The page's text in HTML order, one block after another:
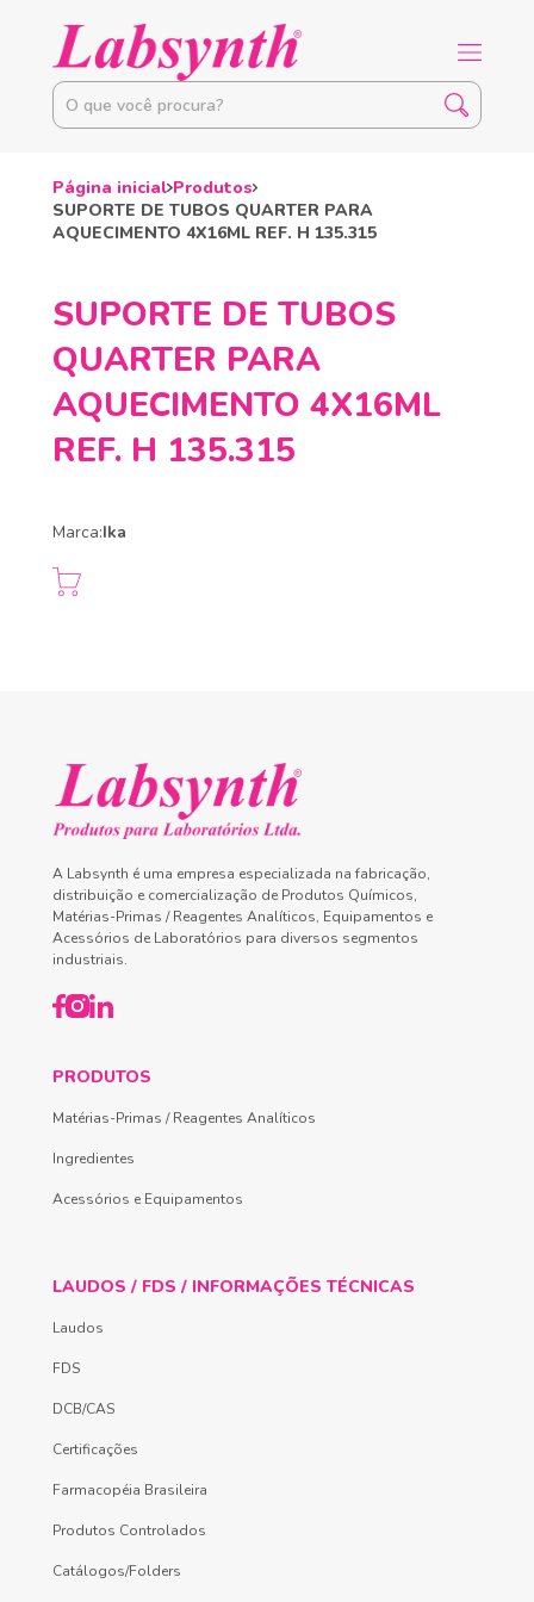
Página inicial Produtos
SUPORTE DE TUBOS QUARTER PARA
AQUECIMENTO 4X16ML REF. H 135.315
SUPORTE DE TUBOS
QUARTER PARA
AQUECIMENTO 4X16ML
REF. H 135.315
Marca:Ika
A Labsynth é uma empresa especializada na fabricação,
distribuição e comercialização de Produtos Químicos,
Matérias-Primas / Reagentes Analíticos, Equipamentos e
Acessórios de Laboratórios para diversos segmentos
industriais.
PRODUTOS
Matérias-Primas / Reagentes Analíticos
Ingredientes
Acessórios e Equipamentos
LAUDOS / FDS / INFORMAÇÕES TÉCNICAS
Laudos
FDS
DCB/CAS
Certificações
Farmacopéia Brasileira
Produtos Controlados
Catálogos/Folders